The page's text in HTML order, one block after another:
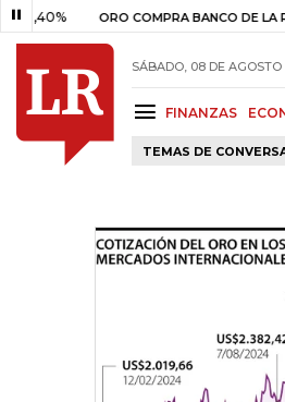
ORO COMPRA BANCO DE LA
SÁBADO, 08 DE
FINANZAS
TEMAS DE